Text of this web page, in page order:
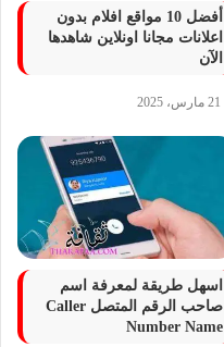
أفضل 10 مواقع افلام بدون
اعلانات مجانا اونلاين شاهدها
الآن
21 مارس، 2025
اسهل طريقة لمعرفة اسم
صاحب الرقم المتصل Caller
Number Name